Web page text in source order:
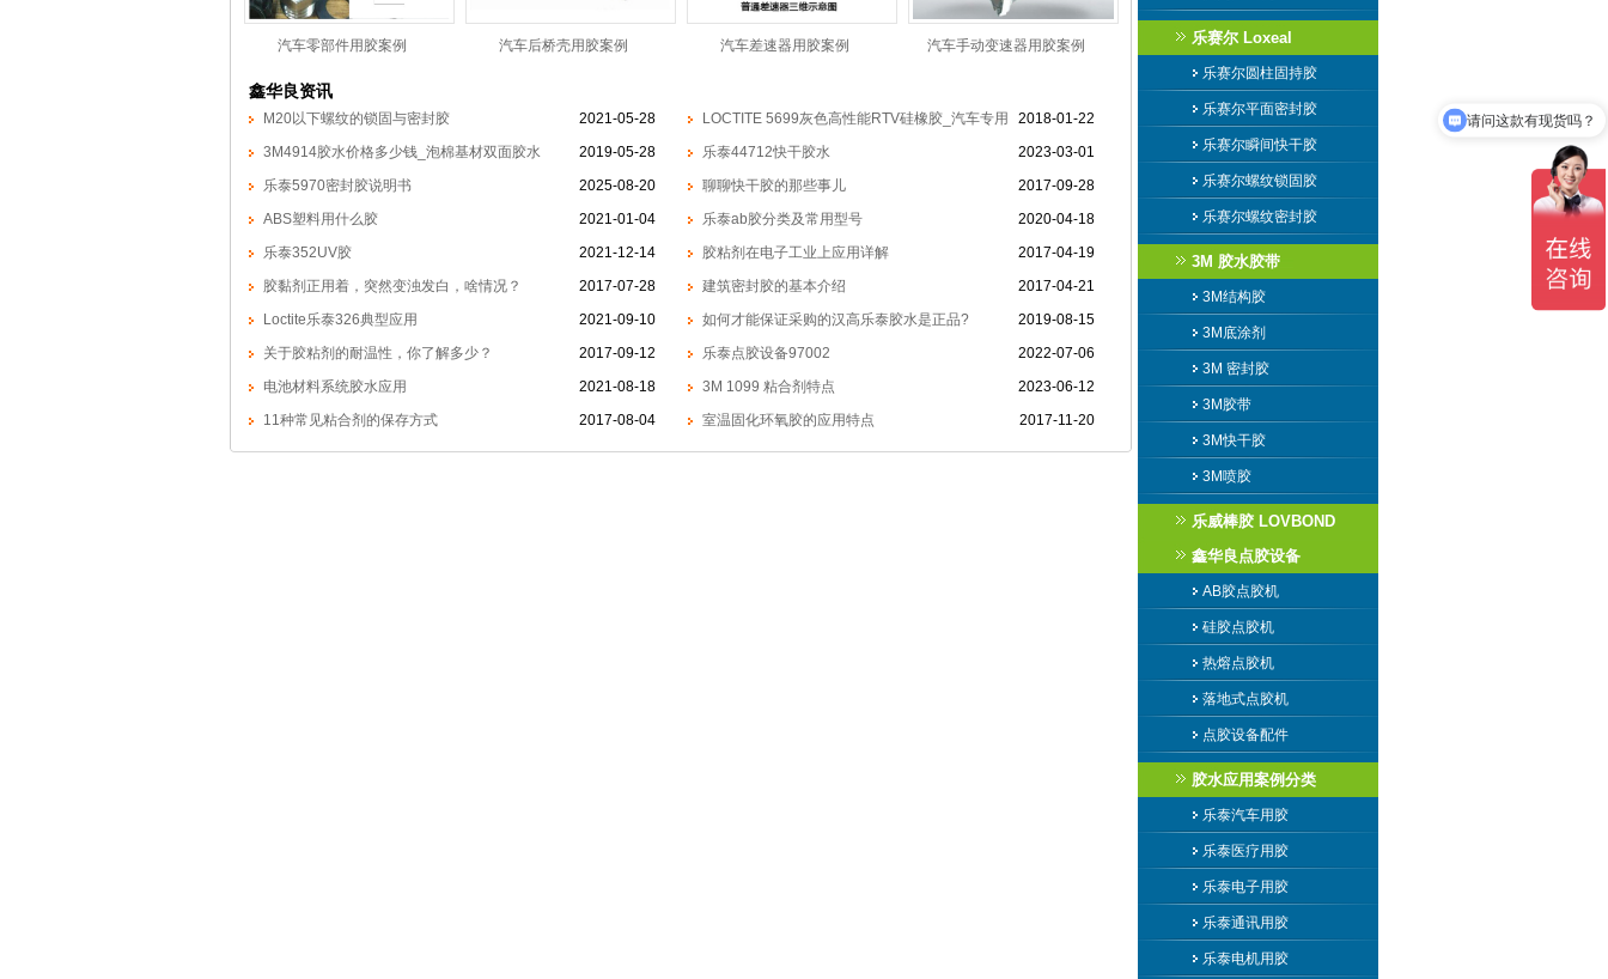
汽车零部件用胶案例 汽车后桥壳用胶案例 汽车差速器用胶案例 汽车手动变速器用胶案例
鑫华良资讯
2021-05-28
M20以下螺纹的锁固与密封胶 2018-01-22
LOCTITE 5699灰色高性能RTV硅橡胶_汽车专用
胶
2019-05-28
3M4914胶水价格多少钱_泡棉基材双面胶水 2023-03-01
乐泰44712快干胶水
2025-08-20
乐泰5970密封胶说明书 2017-09-28
聊聊快干胶的那些事儿
2021-01-04
ABS塑料用什么胶 2020-04-18
乐泰ab胶分类及常用型号
2021-12-14
乐泰352UV胶 2017-04-19
胶粘剂在电子工业上应用详解
2017-07-28
胶黏剂正用着，突然变浊发白，啥情况？ 2017-04-21
建筑密封胶的基本介绍
2021-09-10
Loctite乐泰326典型应用 2019-08-15
如何才能保证采购的汉高乐泰胶水是正品?
2017-09-12
关于胶粘剂的耐温性，你了解多少？ 2022-07-06
乐泰点胶设备97002
2021-08-18
电池材料系统胶水应用 2023-06-12
3M 1099 粘合剂特点
2017-08-04
11种常见粘合剂的保存方式 2017-11-20
室温固化环氧胶的应用特点
乐赛尔 Loxeal
乐赛尔圆柱固持胶
乐赛尔平面密封胶
乐赛尔瞬间快干胶
乐赛尔螺纹锁固胶
乐赛尔螺纹密封胶
3M 胶水胶带
3M结构胶
3M底涂剂
3M 密封胶
3M胶带
3M快干胶
3M喷胶
乐威棒胶 LOVBOND
鑫华良点胶设备
AB胶点胶机
硅胶点胶机
热熔点胶机
落地式点胶机
点胶设备配件
胶水应用案例分类
乐泰汽车用胶
乐泰医疗用胶
乐泰电子用胶
乐泰通讯用胶
乐泰电机用胶
请问这款有现货吗？